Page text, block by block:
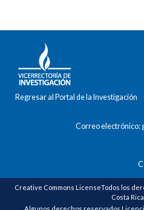
Regresar al Portal de la Investigación
Correo electrónico:
Creative Commons LicenseTodos los
Costa